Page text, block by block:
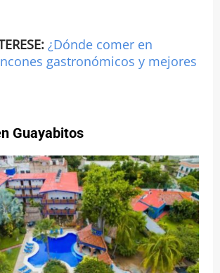
¿Dónde comer en
gastronómicos y mejores
Guayabitos